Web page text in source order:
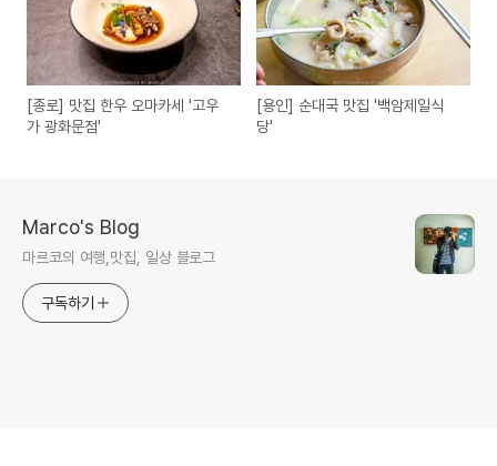
[종로] 맛집 한우 오마카세 '고우
가 광화문점'
[용인] 순대국 맛집 '백암제일식
당'
Marco's Blog
마르코의 여행,맛집, 일상 블로그
구독하기